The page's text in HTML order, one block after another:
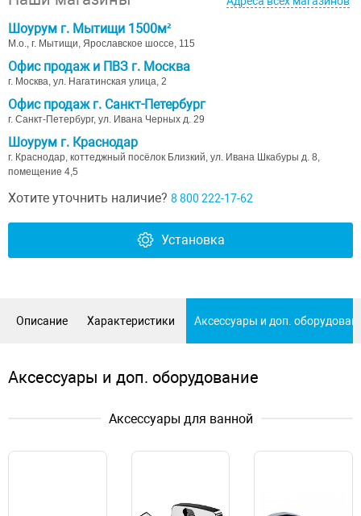
Шоурум г. Мытищи 1500м²
М.о., г. Мытищи, Ярославское шоссе, 115
Офис продаж и ПВЗ г. Москва
г. Москва, ул. Нагатинская улица, 2
Офис продаж г. Санкт-Петербург
г. Санкт-Петербург, ул. Ивана Черных д. 29
Шоурум г. Краснодар
г. Краснодар, коттеджный посёлок Близкий, ул. Ивана Шкабуры д. 8,
помещение 4,5
Хотите уточнить наличие? 8 800 222-17-62
Установка
Описание Характеристики Аксессуары и доп.
Аксессуары и доп. оборудование
Аксессуары для ванной